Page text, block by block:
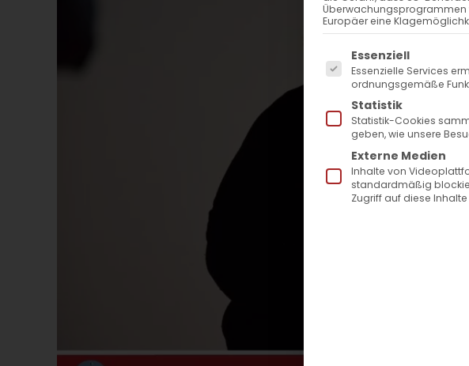
Überwachungsprogrammen
Europäer eine
Es folgt eine Liste
Essenziell
Essenzielle Services
ordnungsgemäße
Statistik
Statistik-Cookies
geben, wie unsere
Externe Medien
Inhalte von
standardmäßig
Zugriff auf diese